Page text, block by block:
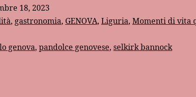
18, 2023
, gastronomia, GENOVA, Liguria, Momenti di vita
genova, pandolce genovese, selkirk bannock